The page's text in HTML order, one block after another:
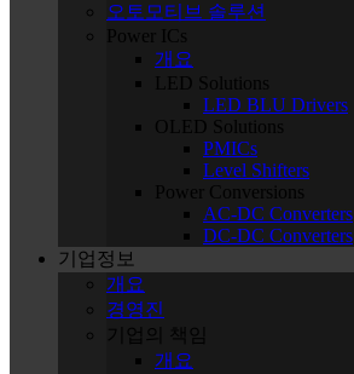
오토모티브 솔루션
Power ICs
개요
LED Solutions
LED BLU Drivers
OLED Solutions
PMICs
Level Shifters
Power Conversions
AC-DC Converters
DC-DC Converters
기업정보
개요
경영진
기업의 책임
개요